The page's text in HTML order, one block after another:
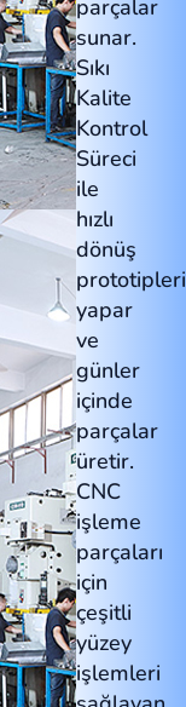
parçalar
sunar.
Sıkı
Kalite
Kontrol
Süreci
ile
hızlı
dönüş
prototipleri
yapar
ve
günler
içinde
parçalar
üretir.
CNC
işleme
parçaları
için
çeşitli
yüzey
işlemleri